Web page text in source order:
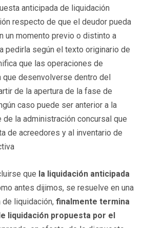
anticipada de liquidación
respecto de que el deudor pueda
un momento previo o distinto a
pedirla según el texto originario de
que las operaciones de
que desenvolverse dentro del
de la apertura de la fase de
caso puede ser anterior a la
la administración concursal que
de acreedores y al inventario de
que la liquidación anticipada
antes dijimos, se resuelve en una
liquidación, finalmente termina
liquidación propuesta por el